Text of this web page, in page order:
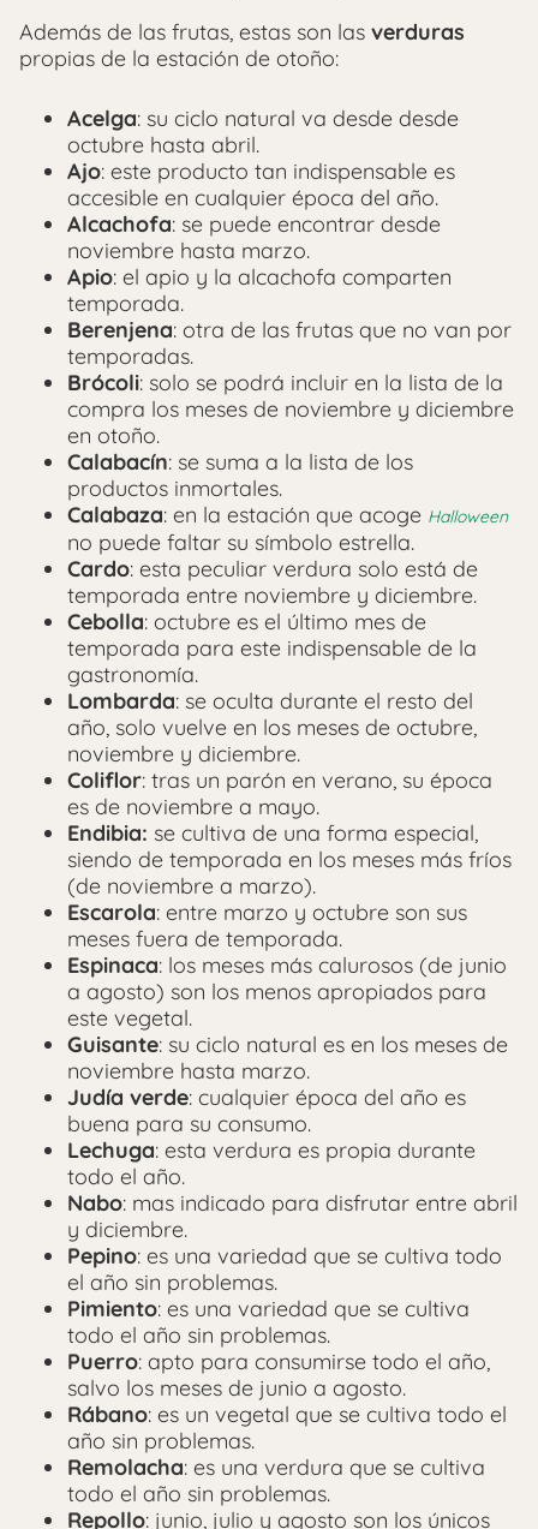
Además de las frutas, estas son las verduras
propias de la estación de otoño:
Acelga: su ciclo natural va desde desde
octubre hasta abril.
Ajo: este producto tan indispensable es
accesible en cualquier época del año.
Alcachofa: se puede encontrar desde
noviembre hasta marzo.
Apio: el apio y la alcachofa comparten
temporada.
Berenjena: otra de las frutas que no van por
temporadas.
Brócoli: solo se podrá incluir en la lista de la
compra los meses de noviembre y diciembre
en otoño.
Calabacín: se suma a la lista de los
productos inmortales.
Calabaza: en la estación que acoge Halloween
no puede faltar su símbolo estrella.
Cardo: esta peculiar verdura solo está de
temporada entre noviembre y diciembre.
Cebolla: octubre es el último mes de
temporada para este indispensable de la
gastronomía.
Lombarda: se oculta durante el resto del
año, solo vuelve en los meses de octubre,
noviembre y diciembre.
Coliflor: tras un parón en verano, su época
es de noviembre a mayo.
Endibia: se cultiva de una forma especial,
siendo de temporada en los meses más fríos
(de noviembre a marzo).
Escarola: entre marzo y octubre son sus
meses fuera de temporada.
Espinaca: los meses más calurosos (de junio
a agosto) son los menos apropiados para
este vegetal.
Guisante: su ciclo natural es en los meses de
noviembre hasta marzo.
Judía verde: cualquier época del año es
buena para su consumo.
Lechuga: esta verdura es propia durante
todo el año.
Nabo: mas indicado para disfrutar entre abril
y diciembre.
Pepino: es una variedad que se cultiva todo
el año sin problemas.
Pimiento: es una variedad que se cultiva
todo el año sin problemas.
Puerro: apto para consumirse todo el año,
salvo los meses de junio a agosto.
Rábano: es un vegetal que se cultiva todo el
año sin problemas.
Remolacha: es una verdura que se cultiva
todo el año sin problemas.
Repollo: junio, julio y agosto son los únicos